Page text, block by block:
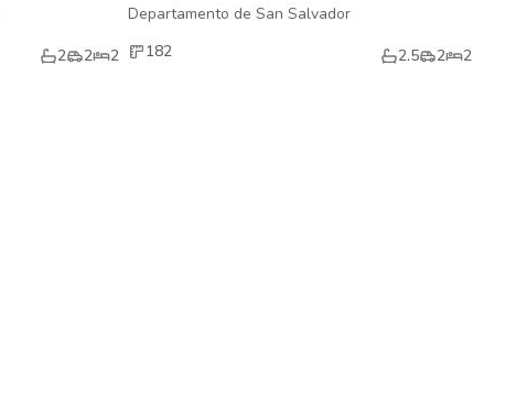
2 2 2
Departamento de San Salvador
182
2.5 2 2